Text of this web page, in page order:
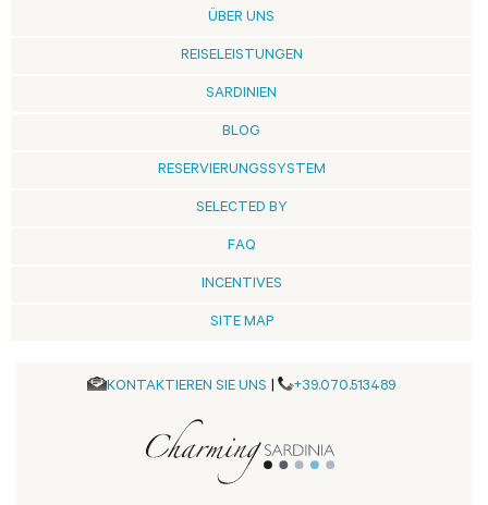
ÜBER UNS
REISELEISTUNGEN
SARDINIEN
BLOG
RESERVIERUNGSSYSTEM
SELECTED BY
FAQ
INCENTIVES
SITE MAP
KONTAKTIEREN SIE UNS +39.070.513489